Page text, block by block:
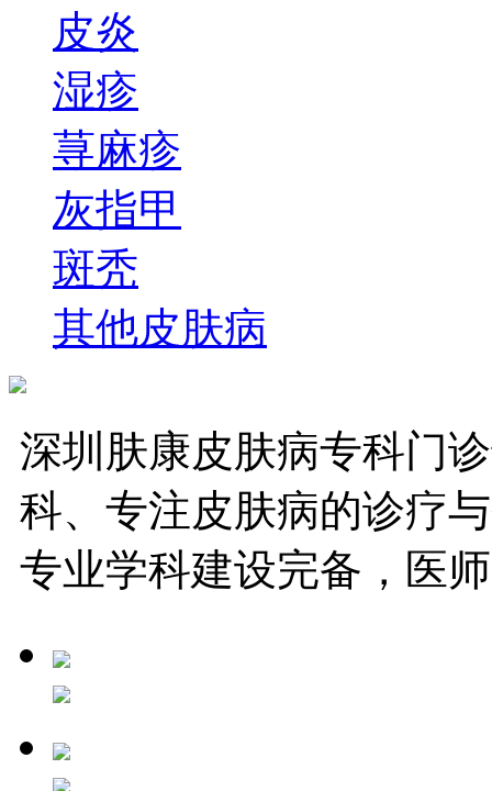
皮炎
湿疹
荨麻疹
灰指甲
斑秃
其他皮肤病
深圳肤康皮肤病专科门
科、专注皮肤病的诊疗
专业学科建设完备，医